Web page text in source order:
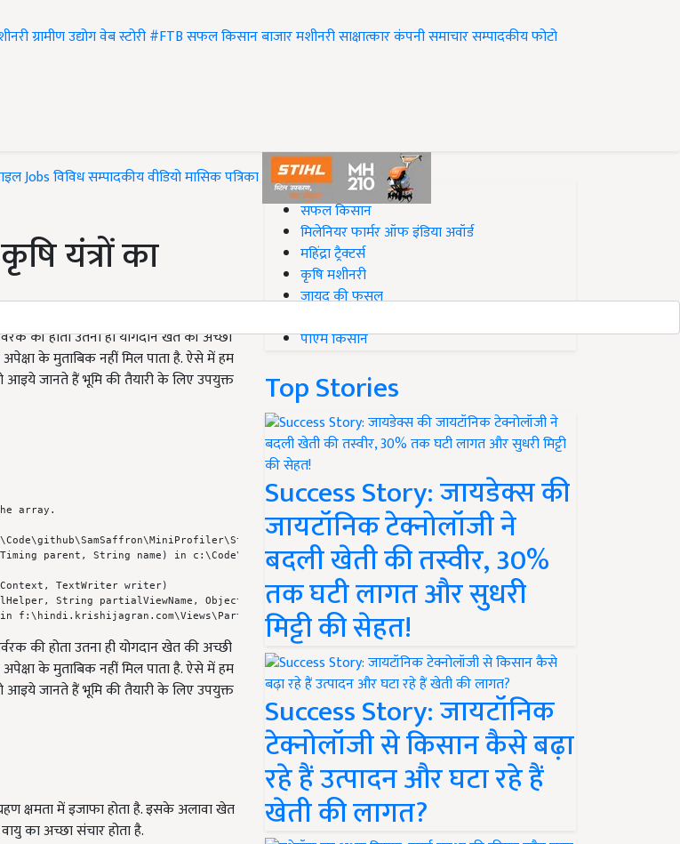
ग्रामीण उद्योगवेब स्टोरी#FTBसफल किसानबाजारमशीनरीसाक्षात्कारकंपनी समाचारसम्पादकीयफोटो
Jobsविविधसम्पादकीयवीडियोमासिक पत्रिका
यंत्रों का
की होता उतना ही योगदान खेत की अच्छी
के मुताबिक नहीं मिल पाता है. ऐसे में हम
जानते हैं भूमि की तैयारी के लिए उपयुक्त
array.
350
parent, String name) in c:\Code\github\SamSaffron\MiniProfiler\StackExchange.Profiling\Timing.cs:line
TextWriter writer)
String partialViewName, Object model, ViewDataDictionary viewData)
f:\hindi.krishijagran.com\Views\Partials\Grid\Editors\Base.cshtml:line 20
की होता उतना ही योगदान खेत की अच्छी
के मुताबिक नहीं मिल पाता है. ऐसे में हम
जानते हैं भूमि की तैयारी के लिए उपयुक्त
क्षमता में इजाफा होता है. इसके अलावा खेत
का अच्छा संचार होता है.
#Top on Krishi Jagran
सफल किसान
मिलेनियर फार्मर ऑफ इंडिया अवॉर्ड
महिंद्रा ट्रैक्टर्स
कृषि मशीनरी
जायद की फसल
पीएम किसान
Top Stories
Success Story: जायडेक्स की
जायटॉनिक टेक्नोलॉजी ने
बदली खेती की तस्वीर, 30%
तक घटी लागत और सुधरी
मिट्टी की सेहत!
Success Story: जायटॉनिक
टेक्नोलॉजी से किसान कैसे बढ़ा
रहे हैं उत्पादन और घटा रहे हैं
खेती की लागत?